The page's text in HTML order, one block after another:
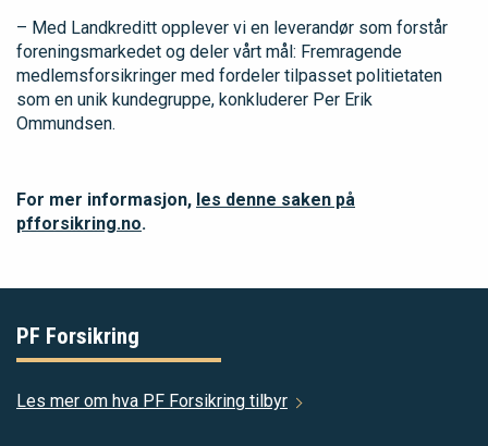
– Med Landkreditt opplever vi en leverandør som forstår
foreningsmarkedet og deler vårt mål: Fremragende
medlemsforsikringer med fordeler tilpasset politietaten
som en unik kundegruppe, konkluderer Per Erik
Ommundsen.
For mer informasjon, les denne saken på
pfforsikring.no.
PF Forsikring
Les mer om hva PF Forsikring tilbyr